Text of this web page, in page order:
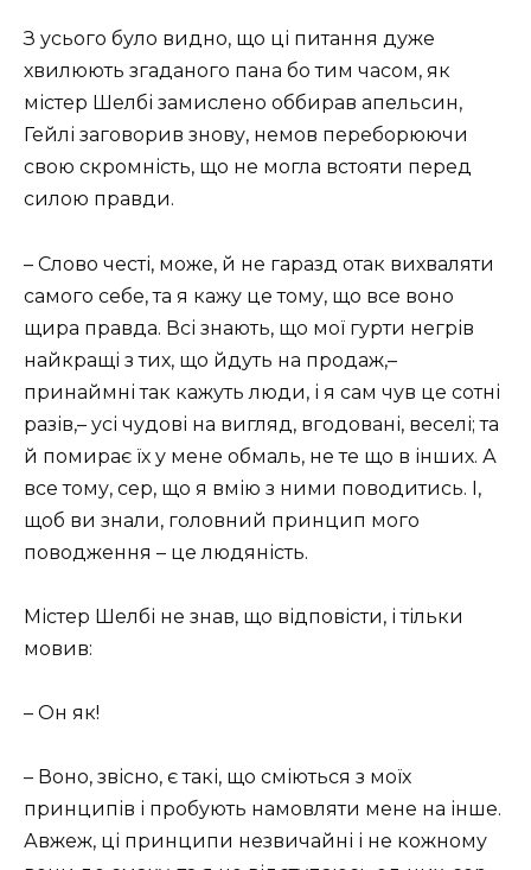
З усього було видно, що ці питання дуже
хвилюють згаданого пана бо тим часом, як
містер Шелбі замислено оббирав апельсин,
Гейлі заговорив знову, немов переборюючи
свою скромність, що не могла встояти перед
силою правди.
– Слово честі, може, й не гаразд отак вихваляти
самого себе, та я кажу це тому, що все воно
щира правда. Всі знають, що мої гурти негрів
найкращі з тих, що йдуть на продаж,–
принаймні так кажуть люди, і я сам чув це сотні
разів,– усі чудові на вигляд, вгодовані, веселі; та
й помирає їх у мене обмаль, не те що в інших. А
все тому, сер, що я вмію з ними поводитись. І,
щоб ви знали, головний принцип мого
поводження – це людяність.
Містер Шелбі не знав, що відповісти, і тільки
мовив:
– Он як!
– Воно, звісно, є такі, що сміються з моїх
принципів і пробують намовляти мене на інше.
Авжеж, ці принципи незвичайні і не кожному